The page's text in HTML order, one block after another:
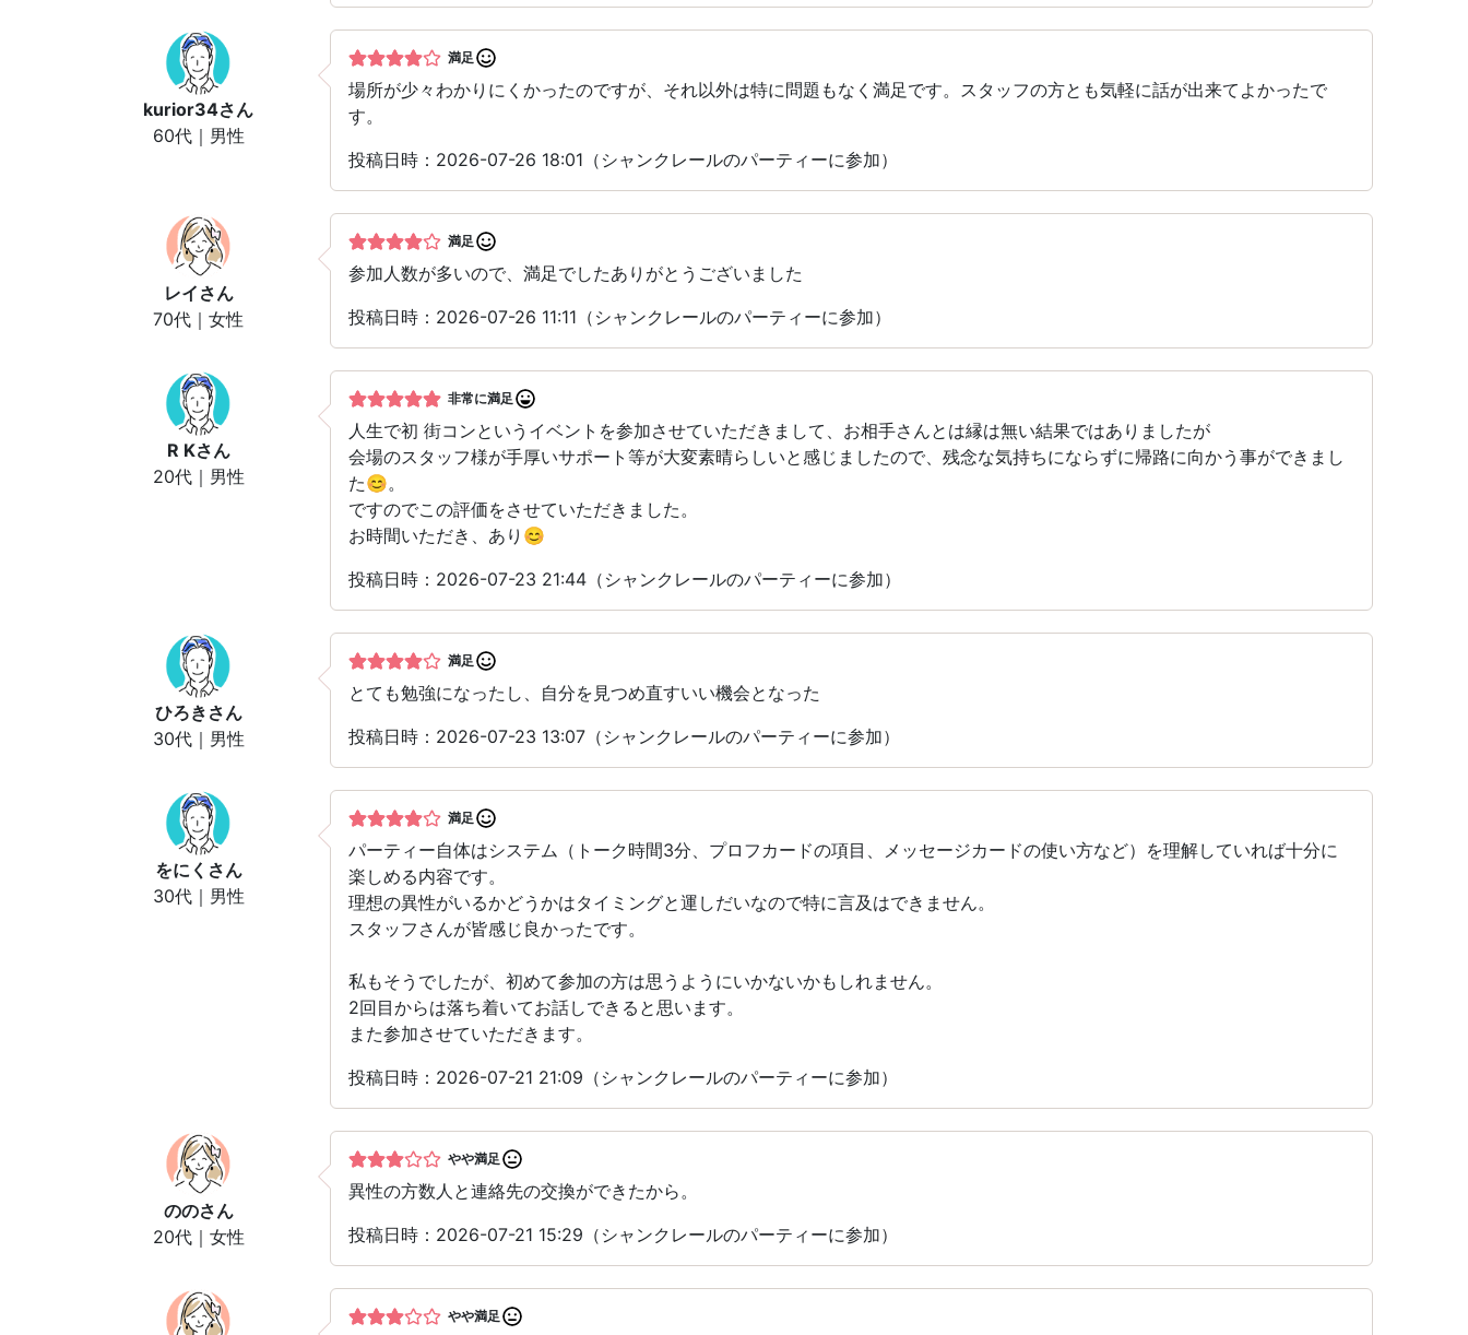
kurior34さん
60代｜男性
満足
場所が少々わかりにくかったのですが、それ以外は特に問題もなく満足です。スタッフの方とも気軽に話が出来てよかったで
す。
投稿日時：2026-07-26 18:01（シャンクレールのパーティーに参加）
レイ さん
70代｜女性
満足
参加人数が多いので、満足でしたありがとうございました
投稿日時：2026-07-26 11:11（シャンクレールのパーティーに参加）
R Kさん
20代｜男性
非常に満足
人生で初 街コンというイベントを参加させていただきまして、お相手さんとは縁は無い結果ではありましたが
会場のスタッフ様が手厚いサポート等が大変素晴らしいと感じましたので、残念な気持ちにならずに帰路に向かう事ができまし
た😊。
ですのでこの評価をさせていただきました。
お時間いただき、あり😊
投稿日時：2026-07-23 21:44（シャンクレールのパーティーに参加）
ひろき さん
30代｜男性
満足
とても勉強になったし、自分を見つめ直すいい機会となった
投稿日時：2026-07-23 13:07（シャンクレールのパーティーに参加）
をにく さん
30代｜男性
満足
パーティー自体はシステム（トーク時間3分、プロフカードの項目、メッセージカードの使い方など）を理解していれば十分に
楽しめる内容です。
理想の異性がいるかどうかはタイミングと運しだいなので特に言及はできません。
スタッフさんが皆感じ良かったです。
私もそうでしたが、初めて参加の方は思うようにいかないかもしれません。
2回目からは落ち着いてお話しできると思います。
また参加させていただきます。
投稿日時：2026-07-21 21:09（シャンクレールのパーティーに参加）
ののさん
20代｜女性
やや満足
異性の方数人と連絡先の交換ができたから。
投稿日時：2026-07-21 15:29（シャンクレールのパーティーに参加）
やや満足